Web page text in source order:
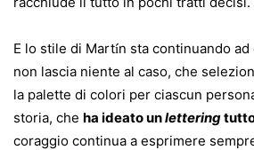
E lo stile di Martín sta continuando
non lascia niente al caso, che
la palette di colori per ciascun
storia, che ha ideato unlettering
coraggio continua a esprimere